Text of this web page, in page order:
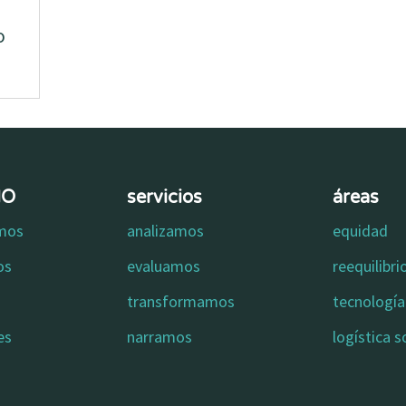
servicios
analizamos
evaluamos
transformamos
narramos
áreas
equidad
logística